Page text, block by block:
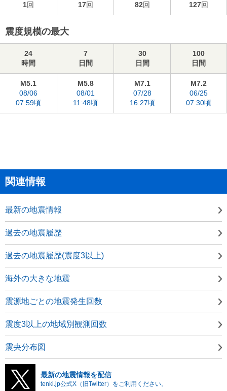
1回 17回 82回 127回
震度規模の最大
24
時間
7
日間
30
日間
100
日間
M5.1
08/06
07:59頃
M5.8
08/01
11:48頃
M7.1
07/28
16:27頃
M7.2
06/25
07:30頃
関連情報
最新の地震情報
過去の地震履歴
過去の地震履歴(震度3以上)
海外の大きな地震
震源地ごとの地震発生回数
震度3以上の地域別観測回数
震央分布図
最新の地震情報を配信
tenki.jp公式X（旧Twitter）をご利用ください。